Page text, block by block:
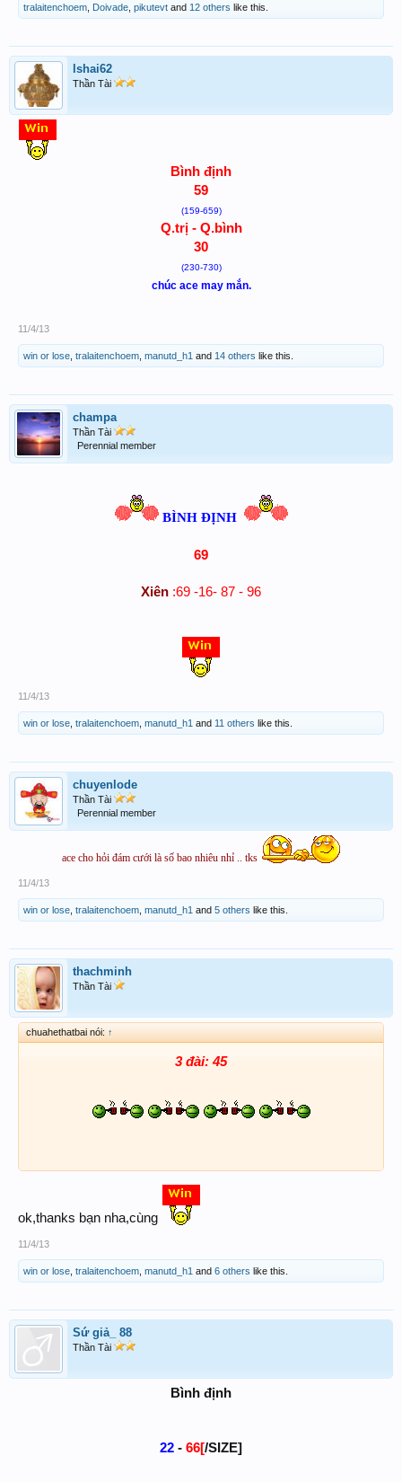
tralaitenchoem Doivade pikutevt and 12 others like this.
lshai62
Thần Tài
Bình định
59
(159-659)
Q.trị - Q.bình
30
(230-730)
chúc ace may mắn.
11/4/13
win or lose tralaitenchoem manutd_h1 and 14 others like this.
champa
Thần Tài
Perennial member
BÌNH ĐỊNH
69
Xiên :69 -16- 87 - 96
11/4/13
win or lose tralaitenchoem manutd_h1 and 11 others like this.
chuyenlode
Thần Tài
Perennial member
ace cho hỏi đám cưới là số bao nhiêu nhỉ .. tks
11/4/13
win or lose tralaitenchoem manutd_h1 and 5 others like this.
thachminh
Thần Tài
chuahethatbai nói: ↑
3 đài: 45
ok,thanks bạn nha,cùng
11/4/13
win or lose tralaitenchoem manutd_h1 and 6 others like this.
Sứ giả_ 88
Thần Tài
Bình định
22 - 66[/SIZE]